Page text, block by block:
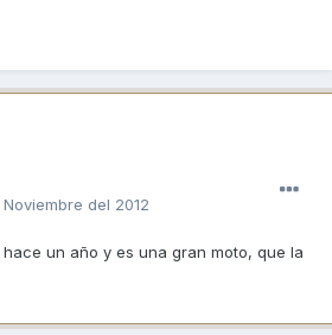
Noviembre del 2012
un año y es una gran moto, que la